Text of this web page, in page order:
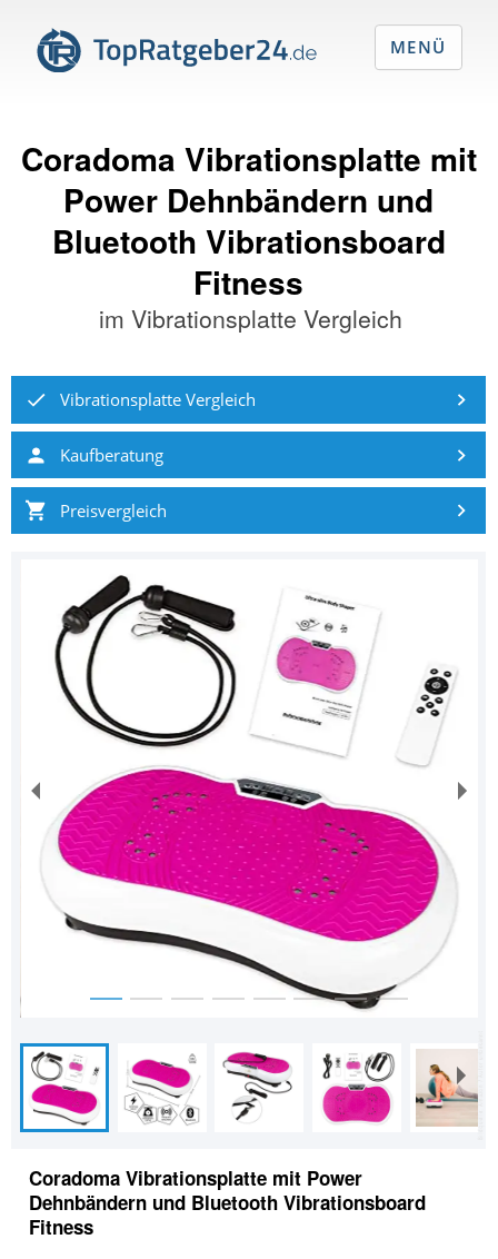
Coradoma Vibrationsplatte mit
Power Dehnbändern und
Bluetooth Vibrationsboard
Fitness
imVibrationsplatte Vergleich
Vibrationsplatte Vergleich
Kaufberatung
Preisvergleich
Coradoma Vibrationsplatte mit Power
Dehnbändern und Bluetooth Vibrationsboard
Fitness
MENÜ